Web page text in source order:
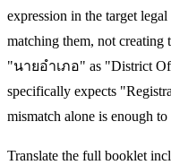
expression in the target
matching them, not creating
"นายอำเภอ" as "District
specifically expects
mismatch alone is enough
Translate the full booklet